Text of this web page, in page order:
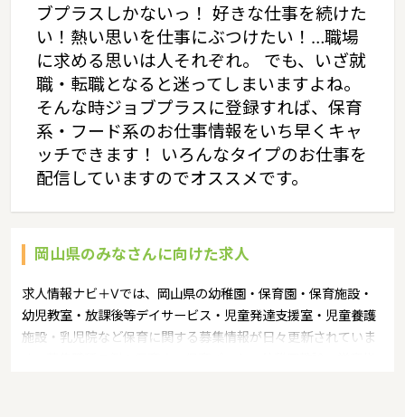
ブプラスしかないっ！ 好きな仕事を続けた
い！熱い思いを仕事にぶつけたい！…職場
に求める思いは人それぞれ。 でも、いざ就
職・転職となると迷ってしまいますよね。
そんな時ジョブプラスに登録すれば、保育
系・フード系のお仕事情報をいち早くキャ
ッチできます！ いろんなタイプのお仕事を
配信していますのでオススメです。
岡山県のみなさんに向けた求人
求人情報ナビ＋Vでは、岡山県の幼稚園・保育園・保育施設・
幼児教室・放課後等デイサービス・児童発達支援室・児童養護
施設・乳児院など保育に関する募集情報が日々更新されていま